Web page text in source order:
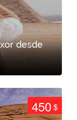
desde
450$